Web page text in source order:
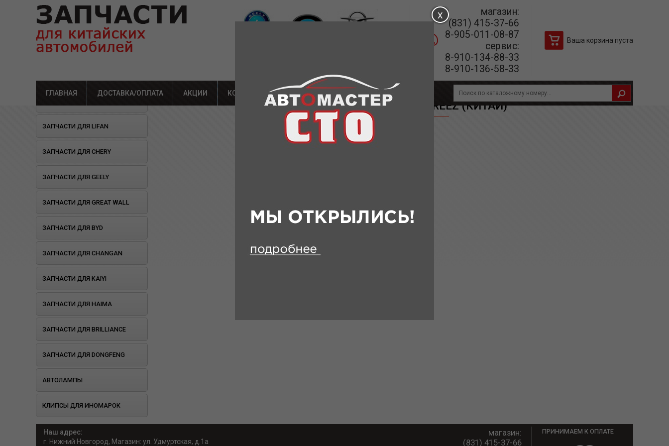
магазин:
(831) 415-37-66
8-905-011-08-87
сервис:
8-910-134-88-33
8-910-136-58-33
Ваша корзина пуста
ГЛАВНАЯ ДОСТАВКА/ОПЛАТА АКЦИИ КОНТАКТЫ
Главная Каталог Запчасти для Lifan» ФИЛЬТР ВОЗДУШНЫЙ LF BREEZ (КИТАЙ)
ФИЛЬТР ВОЗДУШНЫЙ LF BREEZ (КИТАЙ)
ЗАПЧАСТИ ДЛЯ LIFAN
ЗАПЧАСТИ ДЛЯ CHERY
ЗАПЧАСТИ ДЛЯ GEELY
ЗАПЧАСТИ ДЛЯ GREAT WALL
ЗАПЧАСТИ ДЛЯ BYD
ЗАПЧАСТИ ДЛЯ CHANGAN
ЗАПЧАСТИ ДЛЯ KAIYI
ЗАПЧАСТИ ДЛЯ HAIMA
ЗАПЧАСТИ ДЛЯ BRILLIANCE
ЗАПЧАСТИ ДЛЯ DONGFENG
АВТОЛАМПЫ
КЛИПСЫ ДЛЯ ИНОМАРОК
Наш адрес:
г. Нижний Новгород, Магазин: ул. Удмуртская, д.1а
магазин:
(831) 415-37-66
ПРИНИМАЕМ К ОПЛАТЕ